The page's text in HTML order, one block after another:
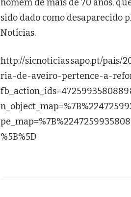
homem de mais de 70 anos,
sido dado como desaparecido
Notícias.
http://sicnoticias.sapo.pt/pais/
ria-de-aveiro-pertence-a-
%5B%5D